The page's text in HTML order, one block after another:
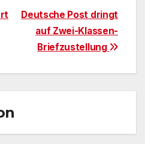
Deutsche Post dringt
auf Zwei-Klassen-
Briefzustellung